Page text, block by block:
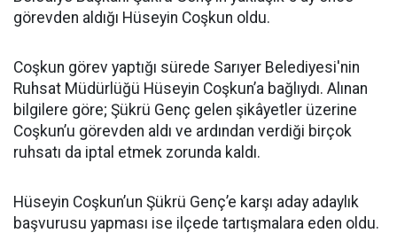
görevden aldığı Hüseyin Coşkun oldu.
Coşkun görev yaptığı sürede Sarıyer Belediyesi'nin
Ruhsat Müdürlüğü Hüseyin Coşkun’a bağlıydı. Alınan
bilgilere göre; Şükrü Genç gelen şikâyetler üzerine
Coşkun’u görevden aldı ve ardından verdiği birçok
ruhsatı da iptal etmek zorunda kaldı.
Hüseyin Coşkun’un Şükrü Genç’e karşı aday adaylık
başvurusu yapması ise ilçede tartışmalara eden oldu.